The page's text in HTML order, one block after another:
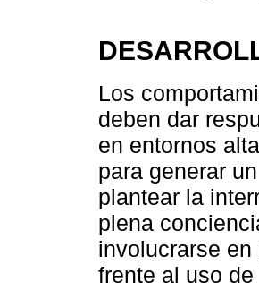
Los
deben dar
en entornos
para generar
plantear la
plena
involucrarse
frente al uso